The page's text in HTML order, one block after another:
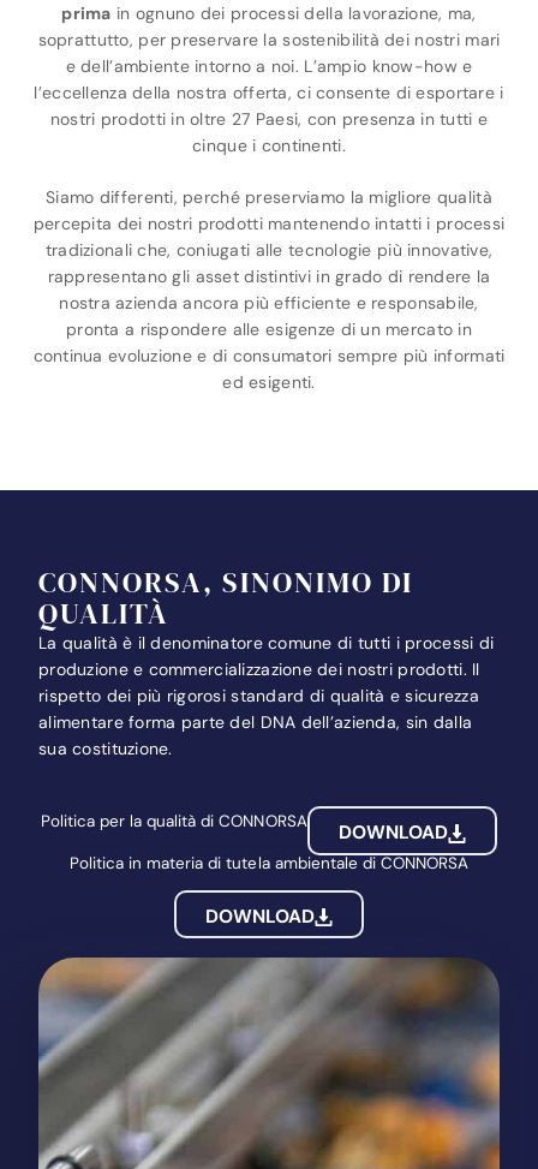
prima in ognuno dei processi della lavorazione, ma,
soprattutto, per preservare la sostenibilità dei nostri mari
e dell’ambiente intorno a noi. L’ampio know-how e
l’eccellenza della nostra offerta, ci consente di esportare i
nostri prodotti in oltre 27 Paesi, con presenza in tutti e
cinque i continenti.
Siamo differenti, perché preserviamo la migliore qualità
percepita dei nostri prodotti mantenendo intatti i processi
tradizionali che, coniugati alle tecnologie più innovative,
rappresentano gli asset distintivi in grado di rendere la
nostra azienda ancora più efficiente e responsabile,
pronta a rispondere alle esigenze di un mercato in
continua evoluzione e di consumatori sempre più informati
ed esigenti.
CONNORSA, SINONIMO DI
QUALITÀ
La qualità è il denominatore comune di tutti i processi di
produzione e commercializzazione dei nostri prodotti. Il
rispetto dei più rigorosi standard di qualità e sicurezza
alimentare forma parte del DNA dell’azienda, sin dalla
sua costituzione.
Politica per la qualità di CONNORSA DOWNLOAD
Politica in materia di tutela ambientale di CONNORSA
DOWNLOAD